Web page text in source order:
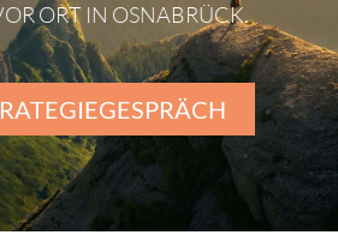
ORT IN OSNABRÜCK.